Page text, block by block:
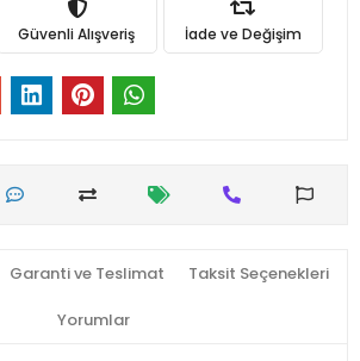
Güvenli Alışveriş İade ve Değişim
Garanti ve Teslimat Taksit Seçenekleri
Yorumlar